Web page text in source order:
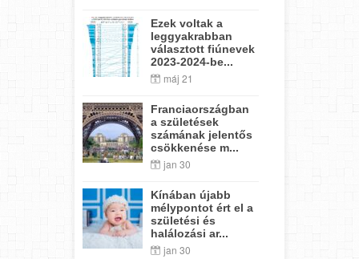
Ezek voltak a
leggyakrabban
választott fiúnevek
2023-2024-be...
máj 21
Franciaországban
a születések
számának jelentős
csökkenése m...
jan 30
Kínában újabb
mélypontot ért el a
születési és
halálozási ar...
jan 30